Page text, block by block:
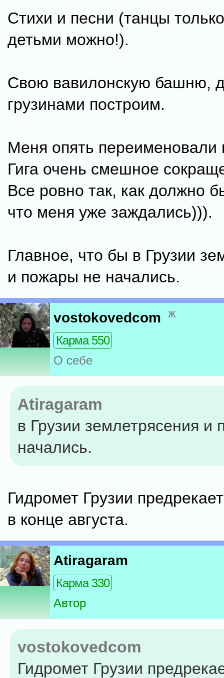
Стихи и песни (танцы
детьми можно!).
Свою вавилонскую башню,
грузинами построим.
Меня опять переименовали
Гига очень смешное
Все ровно так, как должно
что меня уже заждались))).
Главное, что бы в Грузии
и пожары не начались.
vostokovedcom ж
Карма 550
О себе
Atiragaram
в Грузии землетрясения и
начались.
Гидромет Грузии
в конце августа.
Atiragaram
Карма 330
Автор
vostokovedcom
Гидромет Грузии